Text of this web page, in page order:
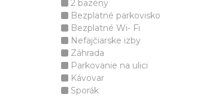
2 bazény
Bezplatné parkovisko
Bezplatné Wi- Fi
Nefajčiarske izby
Záhrada
Parkovanie na ulici
Kávovar
Sporák